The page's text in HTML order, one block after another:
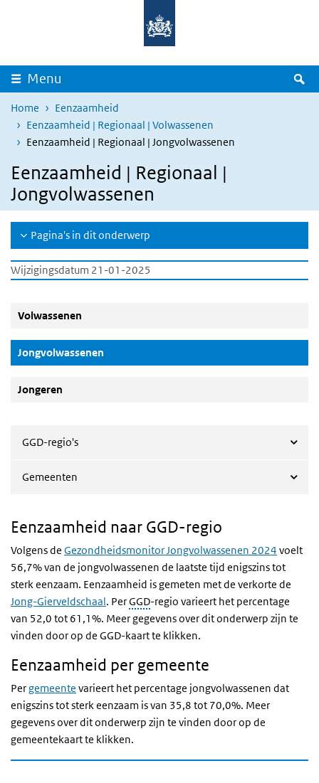
Overslaan en naar de inhoud gaan
Menu
Home
Eenzaamheid
Eenzaamheid | Regionaal | Volwassenen
Eenzaamheid | Regionaal | Jongvolwassenen
Eenzaamheid | Regionaal |
Jongvolwassenen
Pagina's in dit onderwerp
Wijzigingsdatum 21-01-2025
Volwassenen
Jongvolwassenen
Jongeren
GGD-regio's
Gemeenten
Eenzaamheid naar GGD-regio
Volgens de Gezondheidsmonitor Jongvolwassenen 2024 voelt
56,7% van de jongvolwassenen de laatste tijd enigszins tot
sterk eenzaam. Eenzaamheid is gemeten met de verkorte de
Jong-Gierveldschaal. PerGGD-regio varieert het percentage
van 52,0 tot 61,1%. Meer gegevens over dit onderwerp zijn te
vinden door op de GGD-kaart te klikken.
Eenzaamheid per gemeente
Pergemeente varieert het percentage jongvolwassenen dat
enigszins tot sterk eenzaam is van 35,8 tot 70,0%. Meer
gegevens over dit onderwerp zijn te vinden door op de
gemeentekaart te klikken.